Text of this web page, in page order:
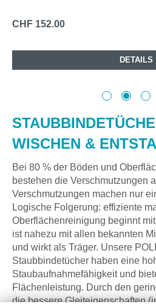
CHF 152.00
DETAILS
WISCHEN &
Bei 80 % der Böden und
bestehen die Verschmutzungen
Verschmutzungen machen nur
Logische Folgerung: effiziente
Oberflächenreinigung beginnt
ist nahezu mit allen bekannten
und wirkt als Träger. Unsere
Staubbindetücher haben eine
Staubaufnahmefähigkeit und
Flächenleistung. Durch den
die bessere Gleiteigenschaften